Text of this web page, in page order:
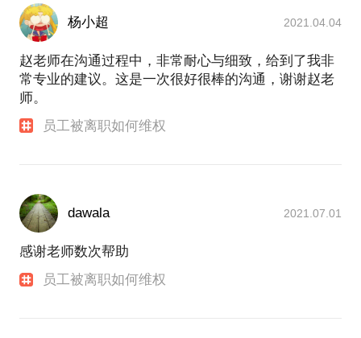
杨小超 2021.04.04
赵老师在沟通过程中，非常耐心与细致，给到了我非
常专业的建议。这是一次很好很棒的沟通，谢谢赵老
师。
员工被离职如何维权
dawala 2021.07.01
感谢老师数次帮助
员工被离职如何维权